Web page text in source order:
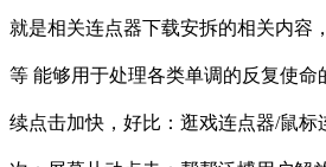
就是相关连点器下载安拆的相关内容
等 能够用于处理各类单调的反复使
续点击加快，好比：逛戏连点器/鼠